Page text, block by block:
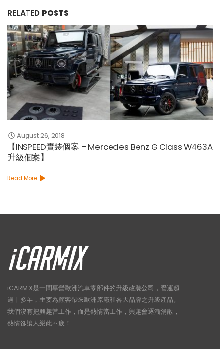
RELATED POSTS
April 2, 2025
【新品發佈!! Ferrari 296 GTB iMP碳纖組件】
過十多年，主要為顧客帶來歐洲原廠和各大品牌之升級產品。
我們沒有把興趣當工作，而是熱情當工作，興趣會逐漸消散，
熱情卻讓人樂此不疲！